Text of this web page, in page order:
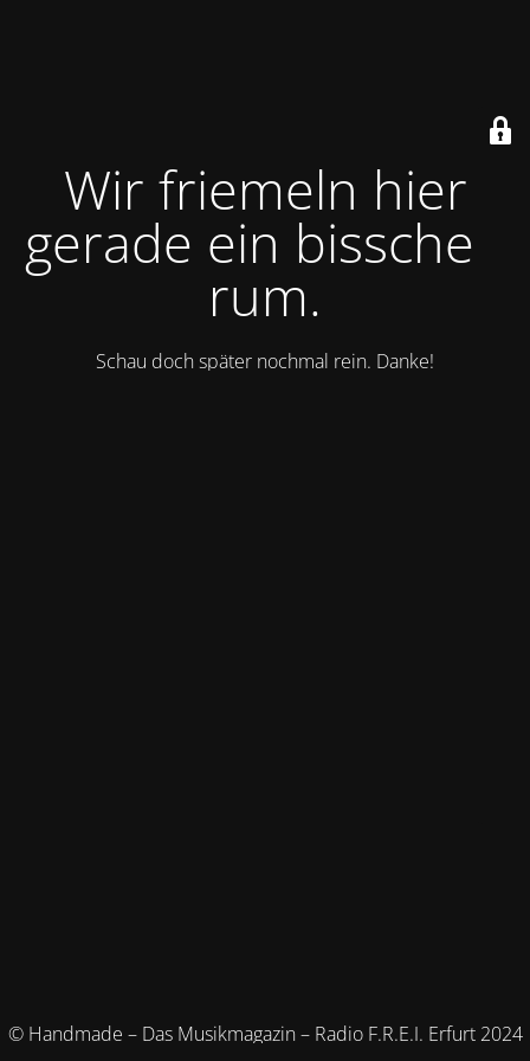
Wir friemeln hier
gerade ein bisschen
rum.
Schau doch später nochmal rein. Danke!
© Handmade – Das Musikmagazin – Radio F.R.E.I. Erfurt 2024